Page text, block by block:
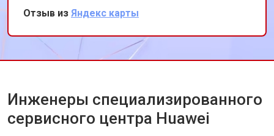
использование оригинальных запчастей,
благодаря чему телефон работает как новый.
Рекомендую этот сервис всем владельцам
техники Huawei.
Отзыв из Яндекс карты
Инженеры специализированного
сервисного центра Huawei